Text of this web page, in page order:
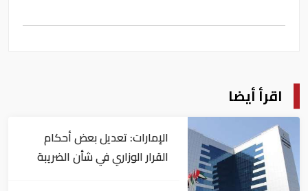
اقرأ أيضا
الإمارات: تعديل بعض أحكام
القرار الوزاري في شأن الضريبة